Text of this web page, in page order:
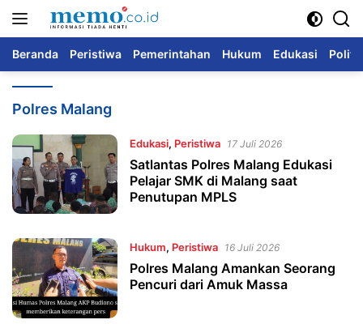
Beranda Peristiwa Pemerintahan Hukum Edukasi Politik
Polres Malang
Edukasi, Peristiwa 17 Juli 2026
Satlantas Polres Malang Edukasi
Pelajar SMK di Malang saat
Penutupan MPLS
Hukum, Peristiwa 16 Juli 2026
Polres Malang Amankan Seorang
Pencuri dari Amuk Massa